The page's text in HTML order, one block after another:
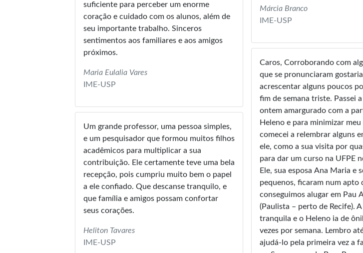
suficiente para perceber um enorme
coração e cuidado com os alunos, além de
seu importante trabalho. Sinceros
sentimentos aos familiares e aos amigos
próximos.
Maria Eulalia Vares
IME-USP
Um grande professor, uma pessoa simples,
e um pesquisador que formou muitos filhos
acadêmicos para multiplicar a sua
contribuição. Ele certamente teve uma bela
recepção, pois cumpriu muito bem o papel
a ele confiado. Que descanse tranquilo, e
que família e amigos possam confortar
seus corações.
Heliton Tavares
IME-USP
Márcia Branco
IME-USP
Caros, Corroborando com alguns colegas
que se pronunciaram
acrescentar alguns poucos
fim de semana triste. Passei
ontem amargurado com a
Heleno e para minimizar
comecei a relembrar alguns
ele, como a sua visita por
para dar um curso na UFPE
Ele, sua esposa Ana Maria e
pequenos, ficaram num apto
conseguimos alugar em Pau
(Paulista – perto de Recife).
tranquila e o Heleno ia de
vezes por semana. Lembro
ajudá-lo pela primeira vez a